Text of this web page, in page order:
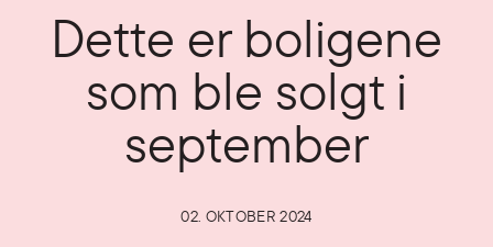
Dette er boligene
som ble solgt i
september
02. OKTOBER 2024